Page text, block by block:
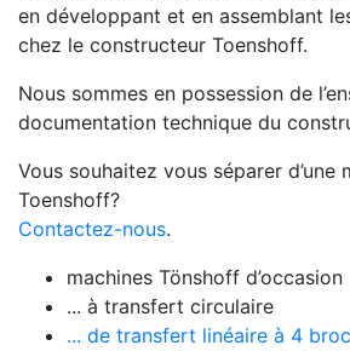
en développant et en assemblant
chez le constructeur Toenshoff.
Nous sommes en possession de
documentation technique du
Vous souhaitez vous séparer d’une
Toenshoff?
Contactez-nous.
machines Tönshoff d’occasion
... à transfert circulaire
... de transfert linéaire à 4